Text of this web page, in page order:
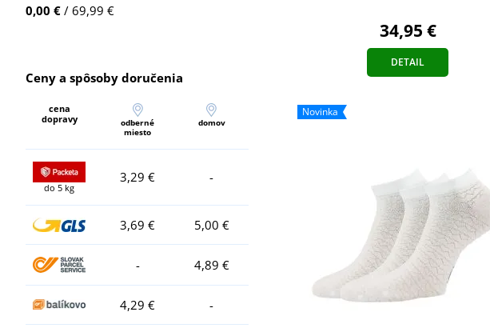
0,00 € / 69,99 €
Ceny a spôsoby doručenia
cena
dopravy
odberné
miesto
domov
do 5 kg
3,29 € -
3,69 € 5,00 €
- 4,89 €
4,29 € -
34,95 €
DETAIL
Novinka